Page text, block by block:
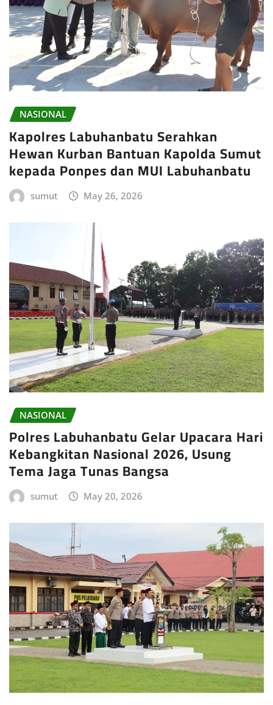
NASIONAL
Kapolres Labuhanbatu Serahkan
Hewan Kurban Bantuan Kapolda Sumut
kepada Ponpes dan MUI Labuhanbatu
sumut May 26, 2026
NASIONAL
Polres Labuhanbatu Gelar Upacara Hari
Kebangkitan Nasional 2026, Usung
Tema Jaga Tunas Bangsa
sumut May 20, 2026